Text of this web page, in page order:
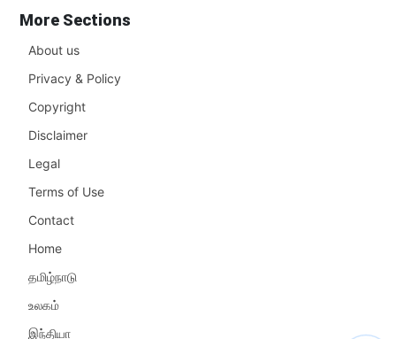
More Sections
About us
Privacy & Policy
Copyright
Disclaimer
Legal
Terms of Use
Contact
Home
தமிழ்நாடு
உலகம்
இந்தியா